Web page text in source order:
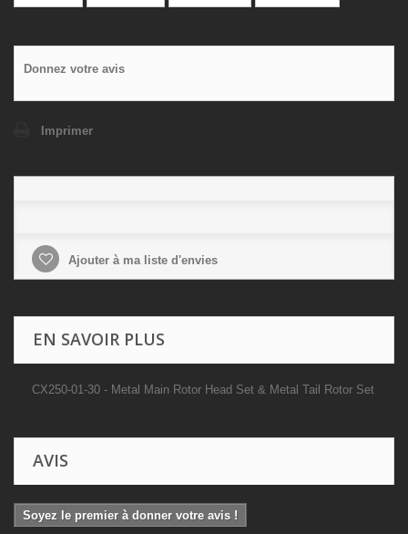
Donnez votre avis
Imprimer
Ajouter à ma liste d'envies
EN SAVOIR PLUS
CX250-01-30 - Metal Main Rotor Head Set & Metal Tail Rotor Set
AVIS
Soyez le premier à donner votre avis !